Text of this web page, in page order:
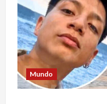
Mundo